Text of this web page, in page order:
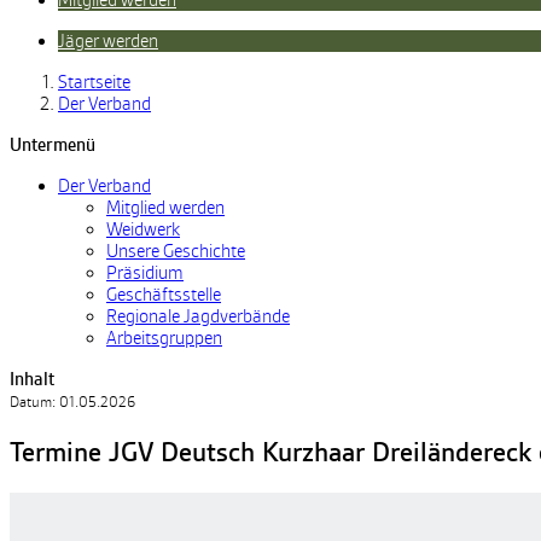
Jäger werden
Startseite
Der Verband
Untermenü
Der Verband
Mitglied werden
Weidwerk
Unsere Geschichte
Präsidium
Geschäftsstelle
Regionale Jagdverbände
Arbeitsgruppen
Inhalt
Datum: 01.05.2026
Termine JGV Deutsch Kurzhaar Dreiländereck